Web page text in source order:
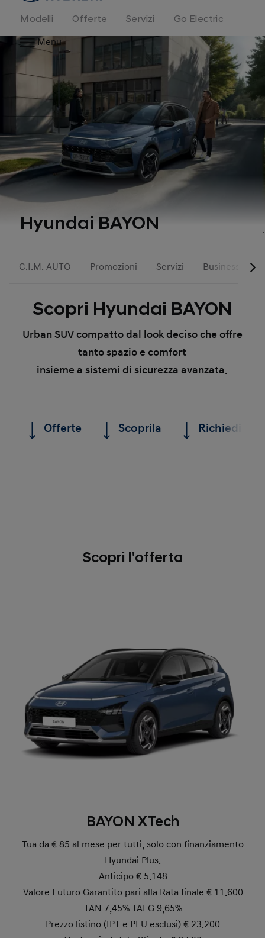
Modelli Offerte Servizi
Go Electric
Menu
Hyundai BAYON
C.I.M. AUTO Promozioni Servizi Business
Scopri Hyundai BAYON
Urban SUV compatto dal look deciso che offre
tanto spazio e comfort
insieme a sistemi di sicurezza avanzata.
Offerte Scoprila Richiedi un
Scopri l'offerta
BAYON XTech
Tua da € 85 al mese per tutti, solo con finanziamento
Hyundai Plus.
Anticipo € 5.148
Valore Futuro Garantito pari alla Rata finale € 11.600
TAN 7,45% TAEG 9,65%
Prezzo listino (IPT e PFU esclusi) € 23.200